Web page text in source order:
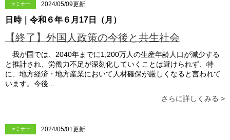
セミナー 2024/05/09更新
日時｜令和６年６月17日（月）
【終了】外国人政策の今後と共生社会
我が国では、2040年までに1,200万人の生産年齢人口が減少する
と推計され、労働力不足が深刻化していくことは避けられず、特
に、地方経済・地方産業において人材確保が厳しくなると言われて
います。今後...
さらに詳しくみる >
セミナー 2024/05/01更新